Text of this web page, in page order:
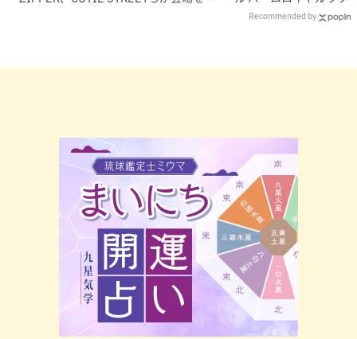
（那覇市）
Recommended by